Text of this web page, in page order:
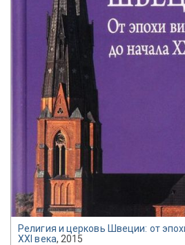
Религия и церковь Швеции: от
XXI века, 2015